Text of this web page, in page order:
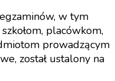
w tym
placówkom,
prowadzącym
został ustalony na